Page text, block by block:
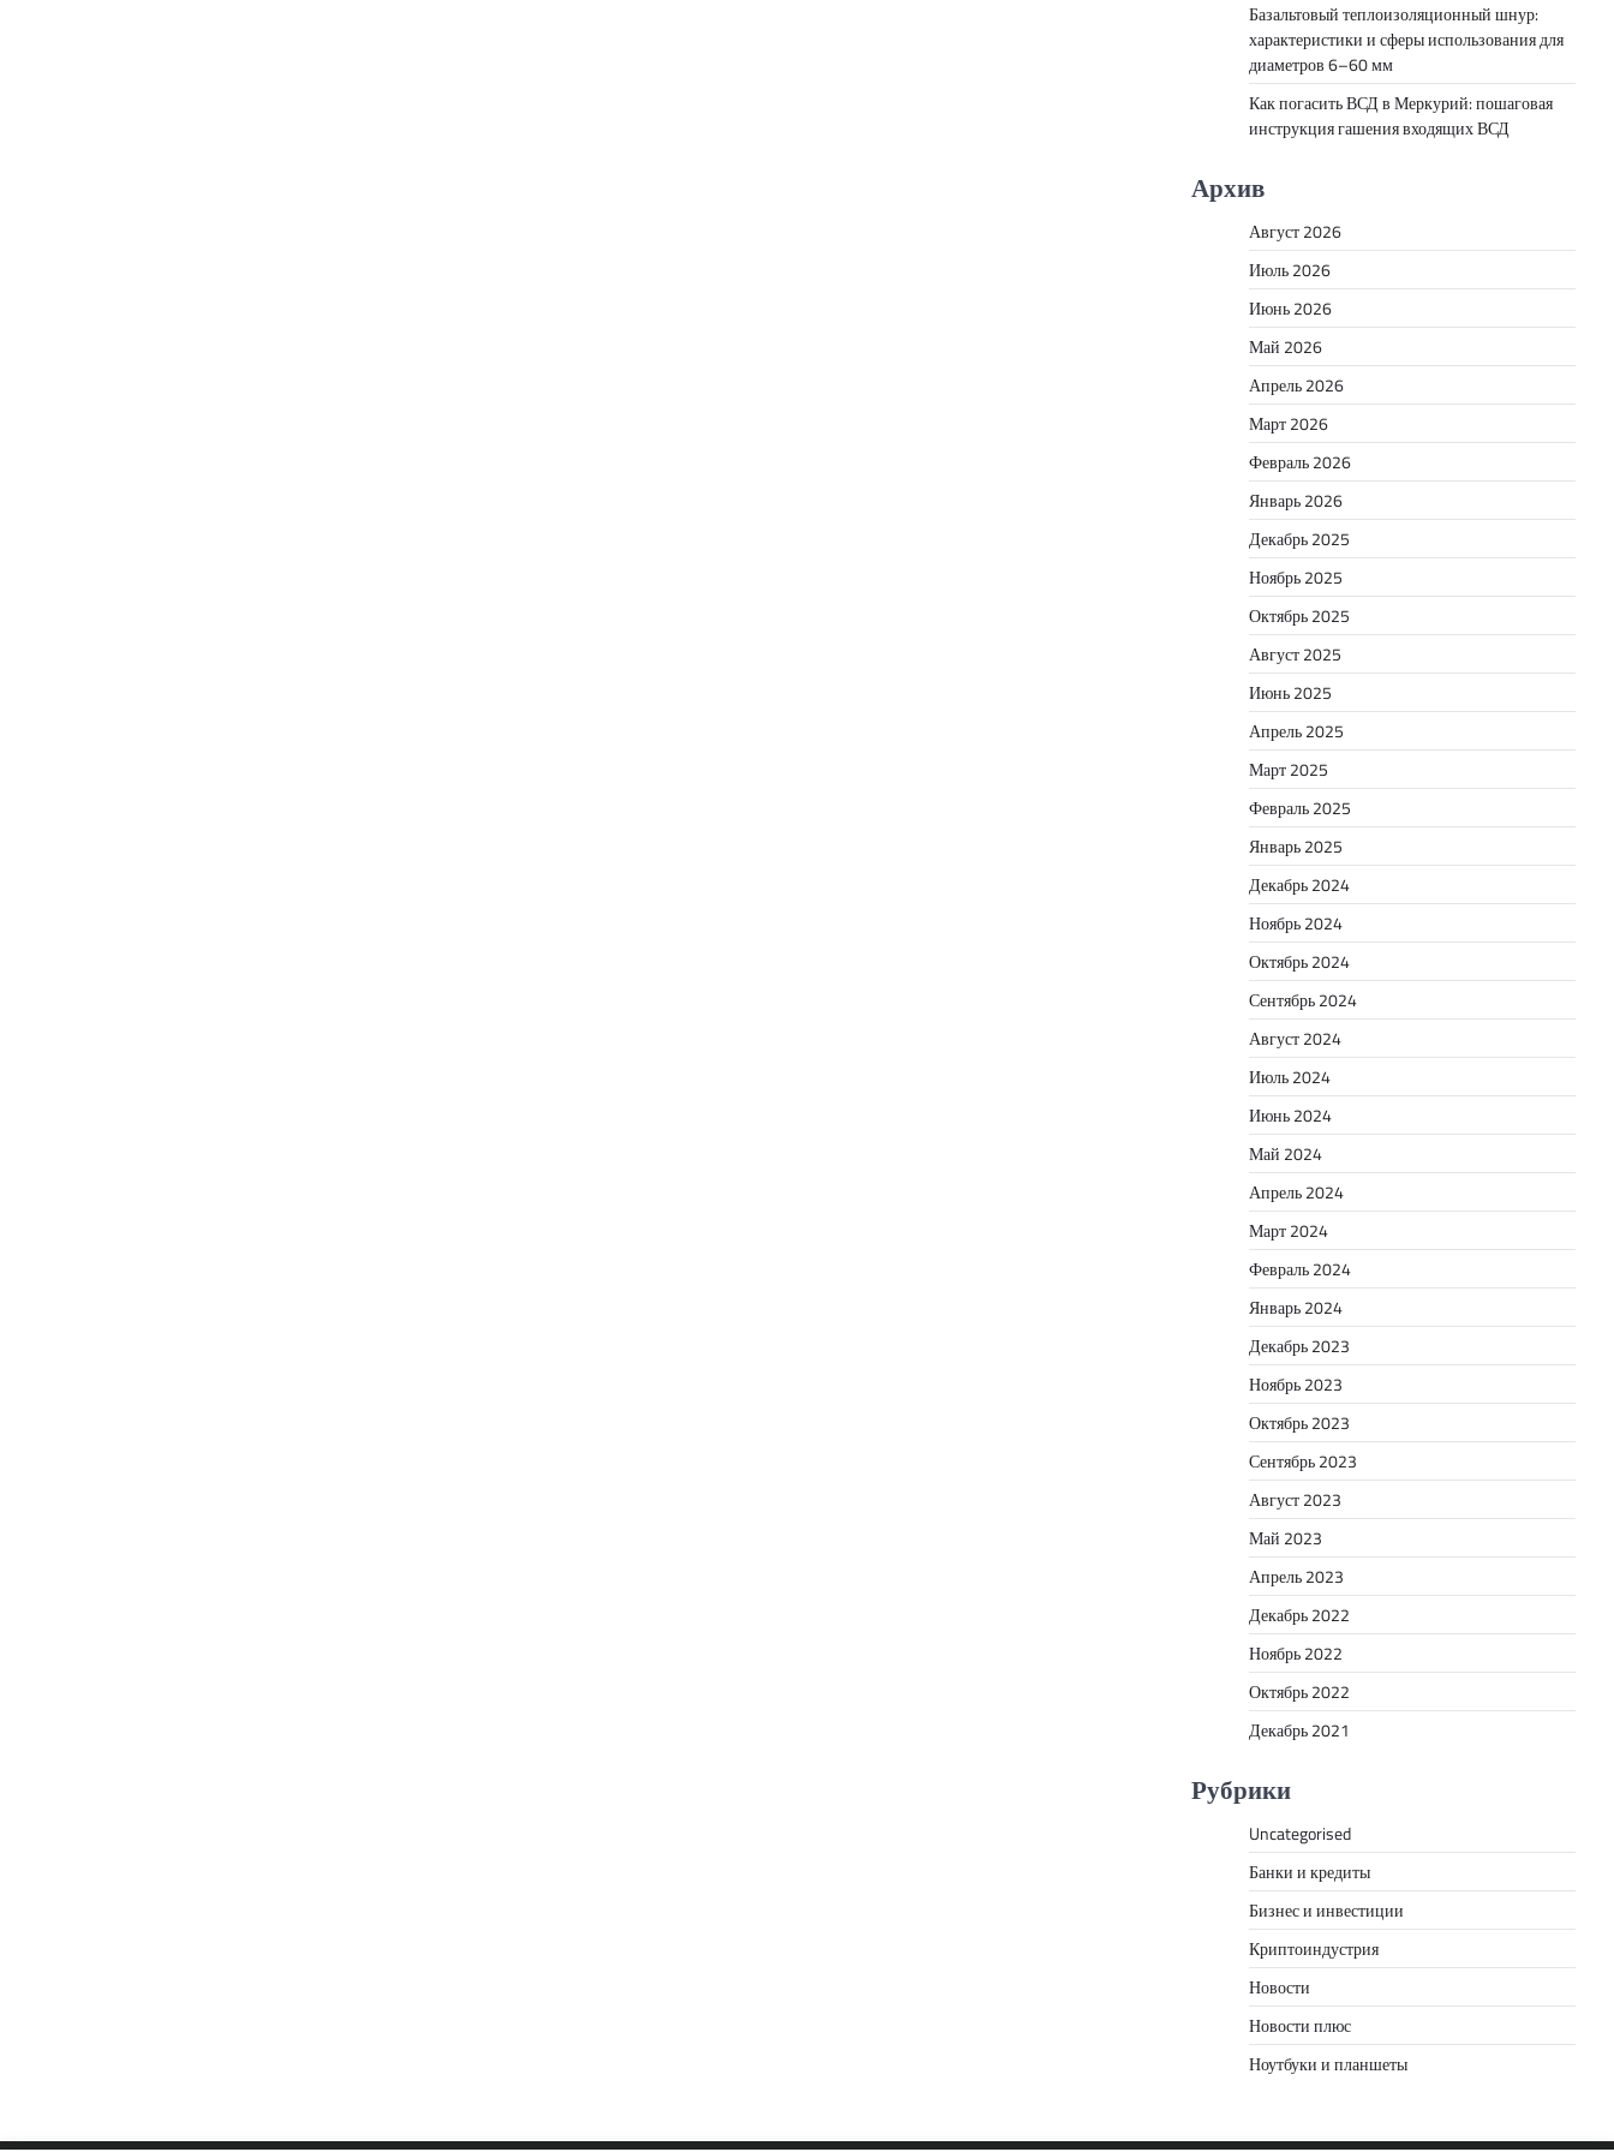
Базальтовый теплоизоляционный шнур:
характеристики и сферы использования для
диаметров 6–60 мм
Как погасить ВСД в Меркурий: пошаговая
инструкция гашения входящих ВСД
Архив
Август 2026
Июль 2026
Июнь 2026
Май 2026
Апрель 2026
Март 2026
Февраль 2026
Январь 2026
Декабрь 2025
Ноябрь 2025
Октябрь 2025
Август 2025
Июнь 2025
Апрель 2025
Март 2025
Февраль 2025
Январь 2025
Декабрь 2024
Ноябрь 2024
Октябрь 2024
Сентябрь 2024
Август 2024
Июль 2024
Июнь 2024
Май 2024
Апрель 2024
Март 2024
Февраль 2024
Январь 2024
Декабрь 2023
Ноябрь 2023
Октябрь 2023
Сентябрь 2023
Август 2023
Май 2023
Апрель 2023
Декабрь 2022
Ноябрь 2022
Октябрь 2022
Декабрь 2021
Рубрики
Uncategorised
Банки и кредиты
Бизнес и инвестиции
Криптоиндустрия
Новости
Новости плюс
Ноутбуки и планшеты